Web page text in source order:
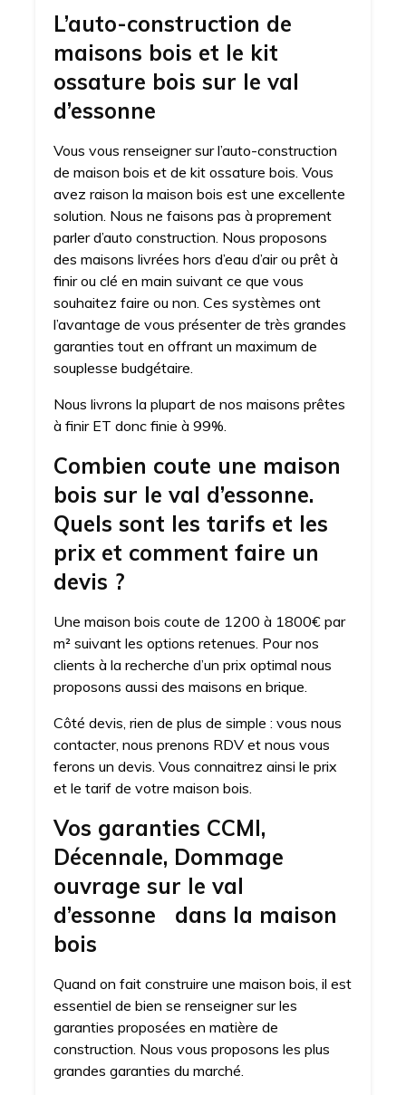
L’auto-construction de
maisons bois et le kit
ossature bois sur le val
d’essonne
Vous vous renseigner sur l’auto-construction
de maison bois et de kit ossature bois. Vous
avez raison la maison bois est une excellente
solution. Nous ne faisons pas à proprement
parler d’auto construction. Nous proposons
des maisons livrées hors d’eau d’air ou prêt à
finir ou clé en main suivant ce que vous
souhaitez faire ou non. Ces systèmes ont
l’avantage de vous présenter de très grandes
garanties tout en offrant un maximum de
souplesse budgétaire.
Nous livrons la plupart de nos maisons prêtes
à finir ET donc finie à 99%.
Combien coute une maison
bois sur le val d’essonne.
Quels sont les tarifs et les
prix et comment faire un
devis ?
Une maison bois coute de 1200 à 1800€ par
m² suivant les options retenues. Pour nos
clients à la recherche d’un prix optimal nous
proposons aussi des maisons en brique.
Côté devis, rien de plus de simple : vous nous
contacter, nous prenons RDV et nous vous
ferons un devis. Vous connaitrez ainsi le prix
et le tarif de votre maison bois.
Vos garanties CCMI,
Décennale, Dommage
ouvrage sur le val
d’essonne dans la maison
bois
Quand on fait construire une maison bois, il est
essentiel de bien se renseigner sur les
garanties proposées en matière de
construction. Nous vous proposons les plus
grandes garanties du marché.